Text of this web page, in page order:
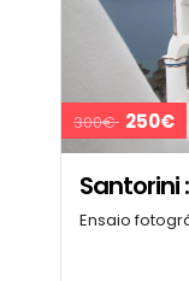
300€ 250€
Santorini
Ensaio